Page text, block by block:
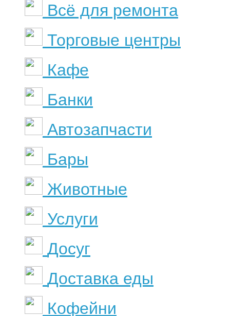
Всё для ремонта
Торговые центры
Кафе
Банки
Автозапчасти
Бары
Животные
Услуги
Досуг
Доставка еды
Кофейни